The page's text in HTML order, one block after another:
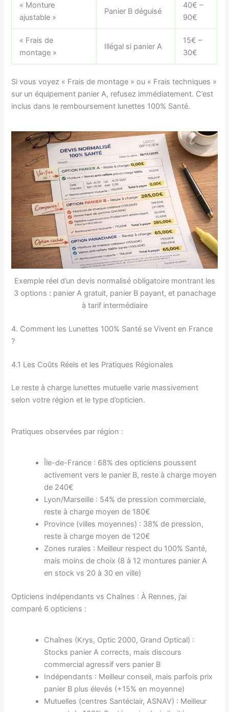
« Monture
ajustable »
Panier B déguisé
40€ –
90€
« Frais de
montage »
Illégal si panier A
15€ –
30€
Si vous voyez « Frais de montage » ou « Frais techniques »
sur un équipement panier A, refusez immédiatement. C’est
inclus dans le remboursement lunettes 100% Santé.
Exemple réel d’un devis normalisé obligatoire montrant les
3 options : panier A gratuit, panier B payant, et panachage
à tarif intermédiaire
4. Comment les Lunettes 100% Santé se Vivent en France
?
4.1 Les Coûts Réels et les Pratiques Régionales
Le reste à charge lunettes mutuelle varie massivement
selon votre région et le type d’opticien.
Pratiques observées par région :
Île-de-France : 68% des opticiens poussent
activement vers le panier B, reste à charge moyen
de 240€
Lyon/Marseille : 54% de pression commerciale,
reste à charge moyen de 180€
Province (villes moyennes) : 38% de pression,
reste à charge moyen de 120€
Zones rurales : Meilleur respect du 100% Santé,
mais moins de choix (8 à 12 montures panier A
en stock vs 20 à 30 en ville)
Opticiens indépendants vs Chaînes : À Rennes, j’ai
comparé 6 opticiens :
Chaînes (Krys, Optic 2000, Grand Optical) :
Stocks panier A corrects, mais discours
commercial agressif vers panier B
Indépendants : Meilleur conseil, mais parfois prix
panier B plus élevés (+15% en moyenne)
Mutuelles (centres Santéclair, ASNAV) : Meilleur